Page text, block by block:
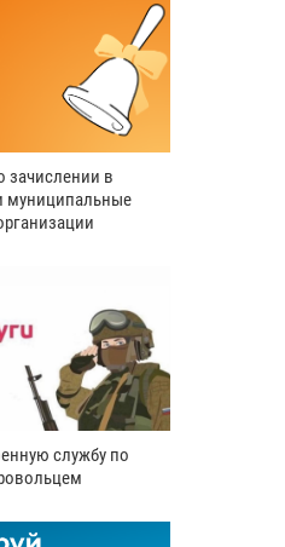
зачислении в
муниципальные
службу по